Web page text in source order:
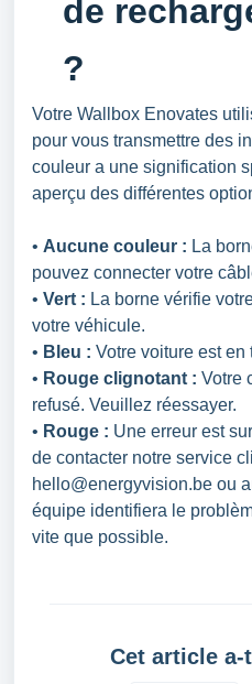
de
?
Votre Wallbox Enovates
pour vous transmettre des
couleur a une signification
aperçu des différentes
• Aucune couleur : La
pouvez connecter votre
• Vert : La borne vérifie
votre véhicule.
• Bleu : Votre voiture est en
• Rouge clignotant : Votre
refusé. Veuillez réessayer.
• Rouge : Une erreur est
de contacter notre service
hello@energyvision.be ou
équipe identifiera le
vite que possible.
Cet article